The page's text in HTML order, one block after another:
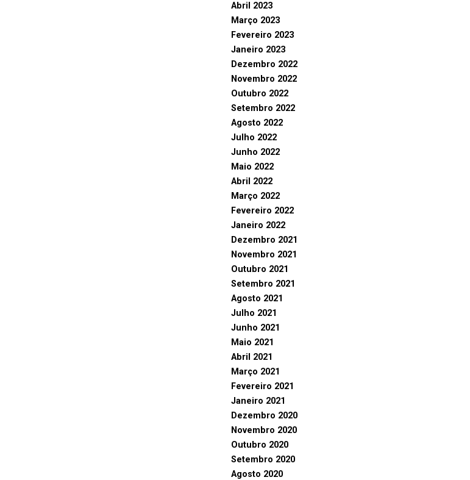
Abril 2023
Março 2023
Fevereiro 2023
Janeiro 2023
Dezembro 2022
Novembro 2022
Outubro 2022
Setembro 2022
Agosto 2022
Julho 2022
Junho 2022
Maio 2022
Abril 2022
Março 2022
Fevereiro 2022
Janeiro 2022
Dezembro 2021
Novembro 2021
Outubro 2021
Setembro 2021
Agosto 2021
Julho 2021
Junho 2021
Maio 2021
Abril 2021
Março 2021
Fevereiro 2021
Janeiro 2021
Dezembro 2020
Novembro 2020
Outubro 2020
Setembro 2020
Agosto 2020